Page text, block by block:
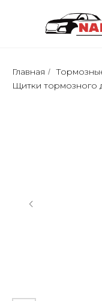
Главная /
Щитки тормозного